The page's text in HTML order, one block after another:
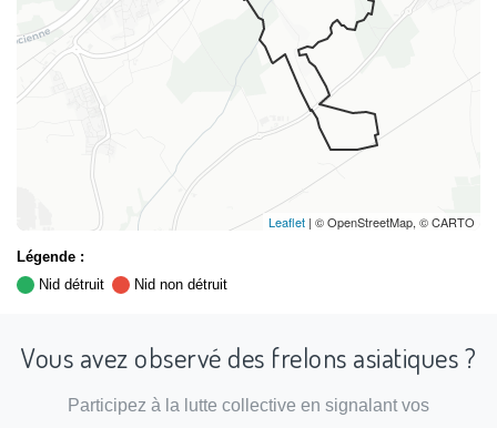
Leaflet | © OpenStreetMap, © CARTO
Légende :
Nid détruit
Nid non détruit
Vous avez observé des frelons asiatiques ?
Participez à la lutte collective en signalant vos